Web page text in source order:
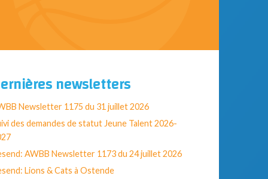
newsletters
Newsletter 1175 du 31 juillet 2026
des demandes de statut Jeune Talent 2026-
AWBB Newsletter 1173 du 24 juillet 2026
Lions & Cats à Ostende